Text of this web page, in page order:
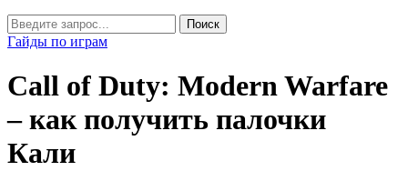
Гайды по играм
Call of Duty: Modern Warfare
– как получить палочки
Кали